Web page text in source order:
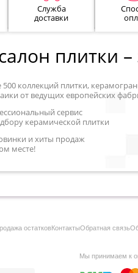
Служба
доставки
плитки –
500 коллекций плитки,
от ведущих европейских
сервис
керамической плитки
и хиты продаж
месте!
остатковКонтактыОбратная связь
Мы принимаем к